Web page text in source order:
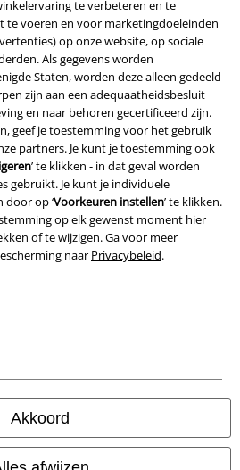
te verbeteren en te
te voeren en voor marketingdoeleinden
op onze website, op sociale
Als gegevens worden
Staten, worden deze alleen gedeeld
zijn aan een adequaatheidsbesluit
en naar behoren gecertificeerd zijn.
geef je toestemming voor het gebruik
partners. Je kunt je toestemming ook
’ te klikken - in dat geval worden
gebruikt. Je kunt je individuele
door op ‘Voorkeuren instellen’ te klikken.
op elk gewenst moment hier
of te wijzigen. Ga voor meer
naar Privacybeleid.
Akkoord
BV